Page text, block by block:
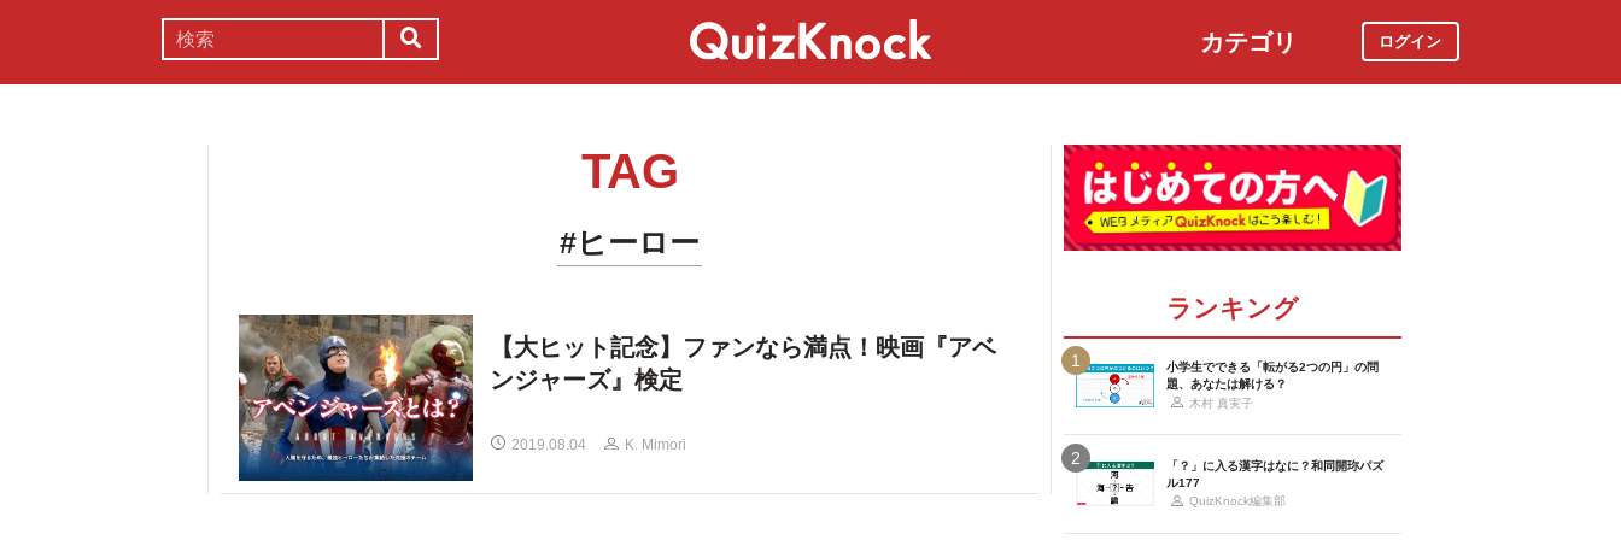
カテゴリ ログイン
TAG
#ヒーロー
【大ヒット記念】ファンなら満点！映画『アベ
ンジャーズ』検定
2019.08.04 K. Mimori
ランキング
1
小学生でできる「転がる2つの円」の問
題、あなたは解ける？
木村 真実子
2
「？」に入る漢字はなに？和同開珎パズ
ル177
QuizKnock編集部